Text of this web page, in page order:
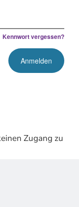
Kennwort vergessen?
Zugang zu